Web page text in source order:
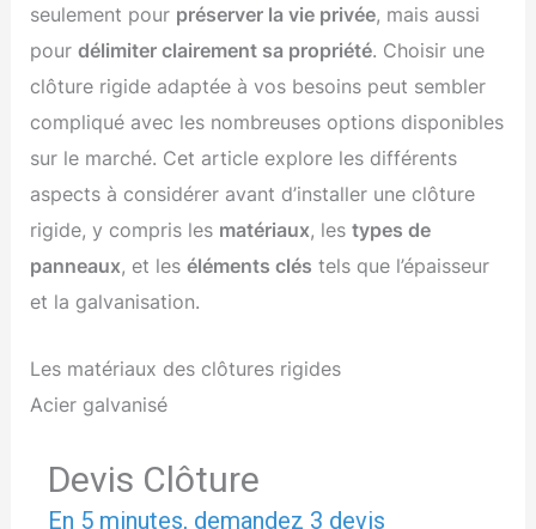
seulement pour préserver la vie privée, mais aussi
pourdélimiter clairement sa propriété. Choisir une
clôture rigide adaptée à vos besoins peut sembler
compliqué avec les nombreuses options disponibles
sur le marché. Cet article explore les différents
aspects à considérer avant d’installer une clôture
rigide, y compris les matériaux, lestypes de
panneaux, et leséléments clés tels que l’épaisseur
et la galvanisation.
Les matériaux des clôtures rigides
Acier galvanisé
Devis Clôture
En 5 minutes, demandez 3 devis